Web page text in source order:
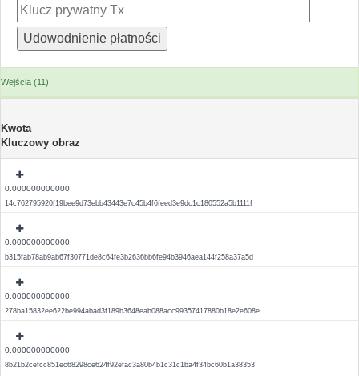
Wejścia (11)
Kwota
Kluczowy obraz
0.000000000000
14c762795920f19bee9d73ebb43443e7c45b4f6feed3e9dc1c180552a5b1111f
0.000000000000
b315fab78ab9ab67f30771de8c64fe3b2636bb6fe94b3946aea144f258a37a5d
0.000000000000
278ba15832ee622be994abad3f189b3648eab088acc99357417880b18e2e608e
0.000000000000
8b21b2cefcc851ec68298ce624f92efac3a80b4b1c31c1ba4f34bc60b1a38353